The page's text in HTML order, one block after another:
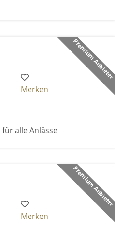
Premium Anbieter
Merken
alle Anlässe
Premium Anbieter
Merken